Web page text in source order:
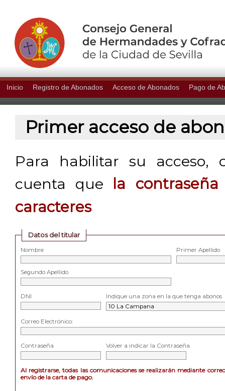
Inicio Registro de Abonados Acceso de Abonados Pago de
Primer acceso de
Para habilitar su acceso,
cuenta que
la
caracteres
Datos del titular
Nombre Primer Apellido
Segundo Apellido
DNI Indique una zona en la que tenga abonos
Correo Electrónico:
Contraseña Volver a indicar la Contraseña
Al registrarse, todas las comunicaciones se realizarán mediante
envío de la carta de pago.